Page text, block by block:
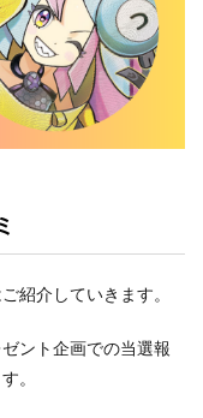
紹介していきます。
ント企画での当選報
。